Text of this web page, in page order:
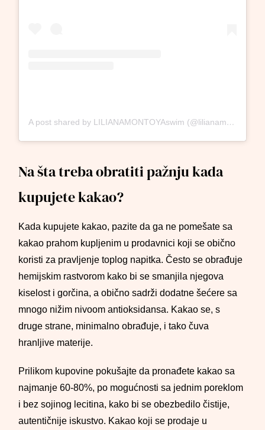
A post shared by LILIANAMONTOYAswim (@lilianamontoyaswim)
Na šta treba obratiti pažnju kada
kupujete kakao?
Kada kupujete kakao, pazite da ga ne pomešate sa
kakao prahom kupljenim u prodavnici koji se obično
koristi za pravljenje toplog napitka. Često se obrađuje
hemijskim rastvorom kako bi se smanjila njegova
kiselost i gorčina, a obično sadrži dodatne šećere sa
mnogo nižim nivoom antioksidansa. Kakao se, s
druge strane, minimalno obrađuje, i tako čuva
hranljive materije.
Prilikom kupovine pokušajte da pronađete kakao sa
najmanje 60-80%, po mogućnosti sa jednim poreklom
i bez sojinog lecitina, kako bi se obezbedilo čistije,
autentičnije iskustvo. Kakao koji se prodaje u